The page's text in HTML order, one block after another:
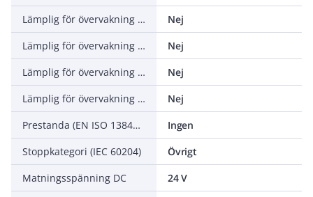
Lämplig för övervakning av optoelektroniska skyddskretsar
Nej
Lämplig för övervakning av lägeskopplare
Nej
Lämplig för övervakning av taktilsensorer
Nej
Lämplig för övervakning av ventiler
Nej
Prestanda (EN ISO 13849-1)
Ingen
Stoppkategori (IEC 60204)
Övrigt
Matningsspänning DC
24 V